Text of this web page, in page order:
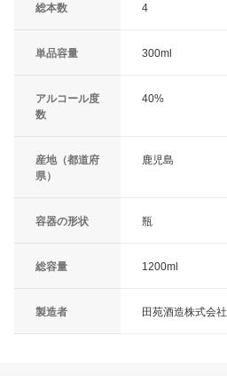
総本数 4
単品容量 300ml
アルコール度
数
40%
産地（都道府
県）
鹿児島
容器の形状 瓶
総容量 1200ml
製造者 田苑酒造株式会社